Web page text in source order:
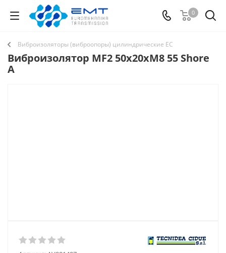
0
Виброизоляторы (виброопоры) цилиндрические EC
Виброизолятор MF2 50x20xM8 55 Shore
A